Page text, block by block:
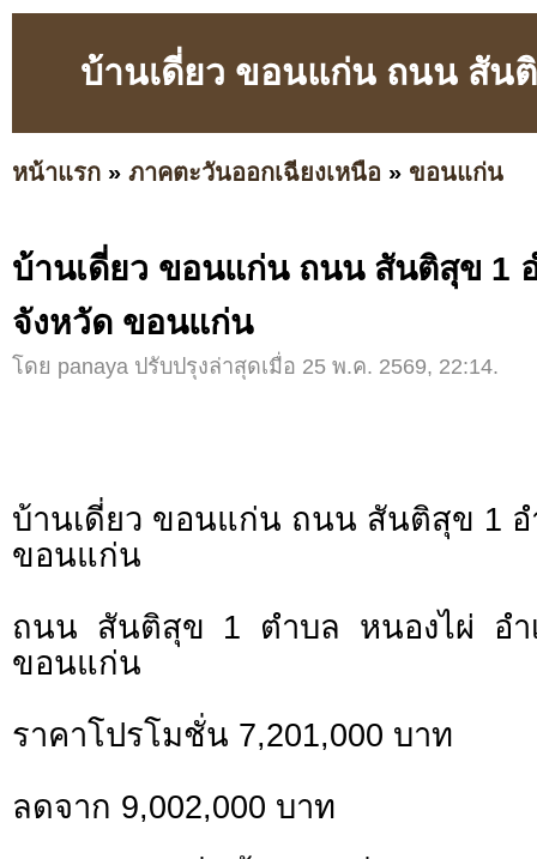
บ้านเดี่ยว ขอนแก่น ถนน สัน
หน้าแรก » ภาคตะวันออกเฉียงเหนือ » ขอนแก่น
บ้านเดี่ยว ขอนแก่น ถนน สันติสุข 1
จังหวัด ขอนแก่น
โดย panaya ปรับปรุงล่าสุดเมื่อ 25 พ.ค. 2569, 22:14.
บ้านเดี่ยว ขอนแก่น ถนน สันติสุข 1 อ
ขอนแก่น
ถนน สันติสุข 1 ตำบล หนองไผ่ อำ
ขอนแก่น
ราคาโปรโมชั่น 7,201,000 บาท
ลดจาก 9,002,000 บาท